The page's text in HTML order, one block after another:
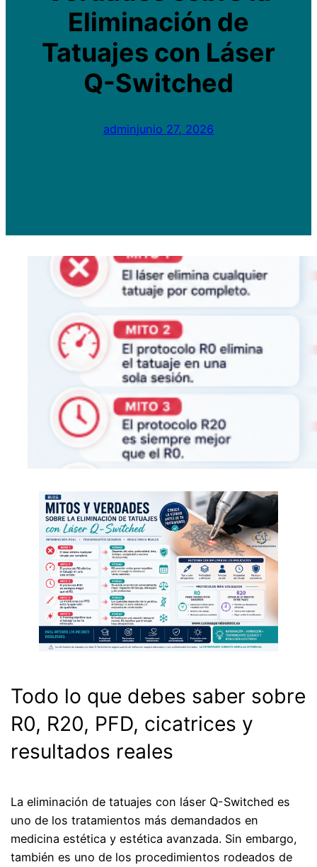
Eliminación de
Tatuajes con Láser
Q-Switched
adminjunio 27, 2026
Todo lo que debes saber sobre
R0, R20, PFD, cicatrices y
resultados reales
La eliminación de tatuajes con láser Q-Switched es
uno de los tratamientos más demandados en
medicina estética y estética avanzada. Sin embargo,
también es uno de los procedimientos rodeados de